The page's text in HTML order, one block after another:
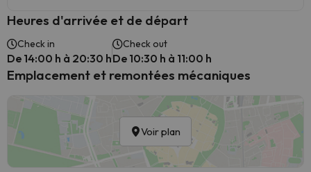
Heures d'arrivée et de départ
Check in
De 14:00 h à 20:30 h
Check out
De 10:30 h à 11:00 h
Emplacement et remontées mécaniques
Voir plan